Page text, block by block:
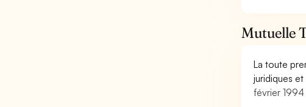
Mutuelle
La toute
juridiques
février 1994